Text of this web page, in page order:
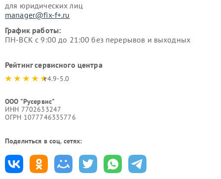
для юридических лиц
manager@fix-f+.ru
График работы:
ПН-ВСК с 9:00 до 21:00 без перерывов и выходных
Рейтинг сервисного центра
4.9-5.0
ООО "Русервис"
ИНН 7702633247
ОГРН 1077746335776
Поделиться в соц. сетях: